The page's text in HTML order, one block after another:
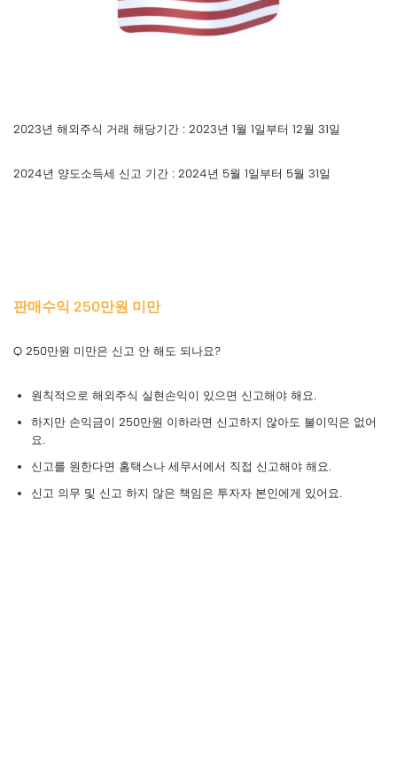
2023년 해외주식 거래 해당기간 : 2023년 1월 1일부터 12월 31일
2024년 양도소득세 신고 기간 : 2024년 5월 1일부터 5월 31일
판매수익 250만원 미만
Q 250만원 미만은 신고 안 해도 되나요?
원칙적으로 해외주식 실현손익이 있으면 신고해야 해요.
하지만 손익금이 250만원 이하라면 신고하지 않아도 불이익은 없어
요.
신고를 원한다면 홈택스나 세무서에서 직접 신고해야 해요.
신고 의무 및 신고 하지 않은 책임은 투자자 본인에게 있어요.